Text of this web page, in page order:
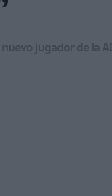
jugador de la